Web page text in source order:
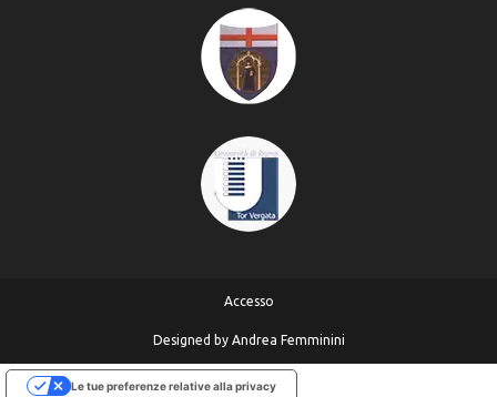
Accesso
Designed by Andrea Femminini
Le tue preferenze relative alla privacy